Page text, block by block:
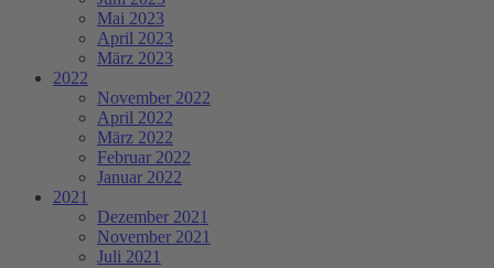
Mai 2023
April 2023
März 2023
2022
November 2022
April 2022
März 2022
Februar 2022
Januar 2022
2021
Dezember 2021
November 2021
Juli 2021